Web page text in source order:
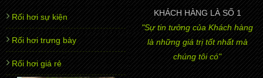
Rối hơi sự kiện
Rối hơi trưng bày
Rối hơi giá rẻ
KHÁCH HÀNG LÀ SỐ 1
"Sự tin tưởng của Khách hàng
là những giá trị tốt nhất mà
chúng tôi có"